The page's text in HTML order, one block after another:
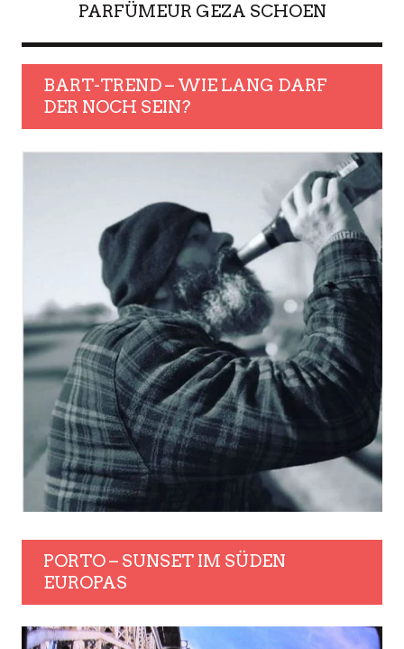
PARFÜMEUR GEZA SCHOEN
BART-TREND – WIE LANG DARF
DER NOCH SEIN?
PORTO – SUNSET IM SÜDEN
EUROPAS